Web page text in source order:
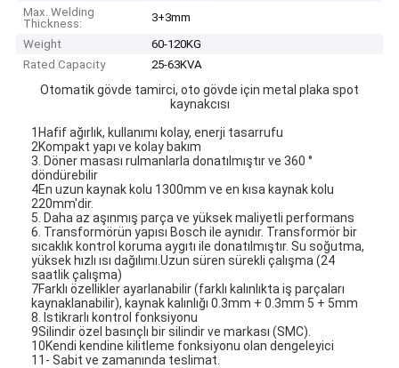
Max. Welding
Thickness:
3+3mm
Weight
60-120KG
Rated Capacity
25-63KVA
Otomatik gövde tamirci, oto gövde için metal plaka spot
kaynakcısı
1Hafif ağırlık, kullanımı kolay, enerji tasarrufu
2Kompakt yapı ve kolay bakım
3. Döner masası rulmanlarla donatılmıştır ve 360 °
döndürebilir
4En uzun kaynak kolu 1300mm ve en kısa kaynak kolu
220mm'dir.
5. Daha az aşınmış parça ve yüksek maliyetli performans
6. Transformörün yapısı Bosch ile aynıdır. Transformör bir
sıcaklık kontrol koruma aygıtı ile donatılmıştır. Su soğutma,
yüksek hızlı ısı dağılımı.Uzun süren sürekli çalışma (24
saatlik çalışma)
7Farklı özellikler ayarlanabilir (farklı kalınlıkta iş parçaları
kaynaklanabilir), kaynak kalınlığı 0.3mm + 0.3mm 5 + 5mm
8. Istikrarlı kontrol fonksiyonu
9Silindir özel basınçlı bir silindir ve markası (SMC).
10Kendi kendine kilitleme fonksiyonu olan dengeleyici
11- Sabit ve zamanında teslimat.